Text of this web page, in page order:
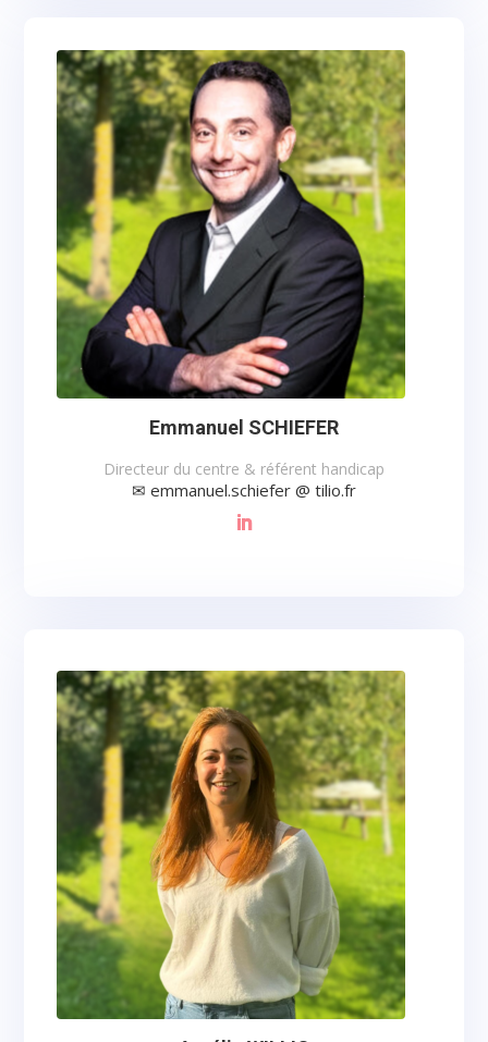
Emmanuel SCHIEFER
Directeur du centre & référent handicap
✉ emmanuel.schiefer @ tilio.fr